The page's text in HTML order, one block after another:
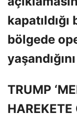
bölgede
TRUMP
HAREKETE